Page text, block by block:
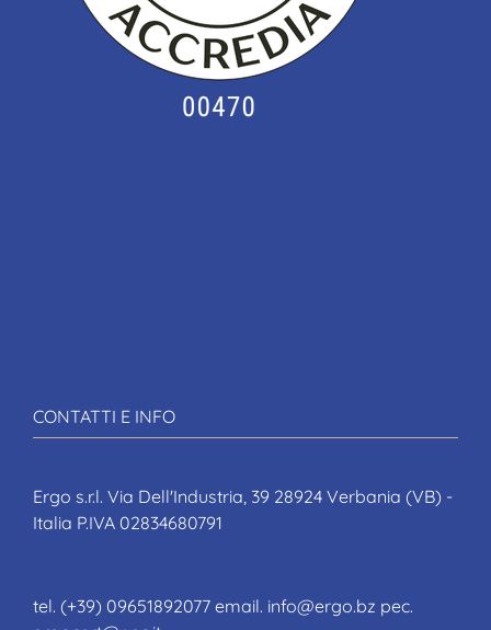
CONTATTI E INFO
Ergo s.r.l. Via Dell'Industria, 39 28924 Verbania (VB) -
Italia P.IVA 02834680791
tel. (+39) 09651892077 email. info@ergo.bz pec.